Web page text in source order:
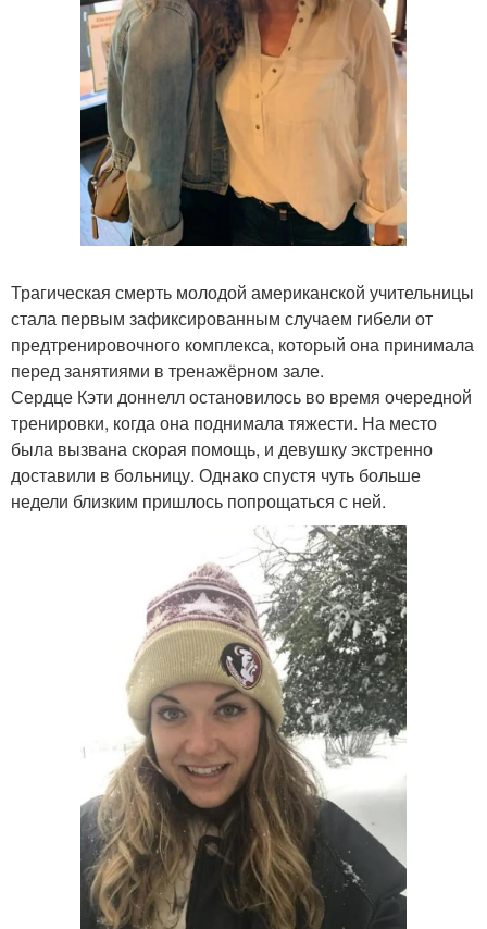
Трагическая смерть молодой американской учительницы
стала первым зафиксированным случаем гибели от
предтренировочного комплекса, который она принимала
перед занятиями в тренажёрном зале.
Сердце Кэти доннелл остановилось во время очередной
тренировки, когда она поднимала тяжести. На место
была вызвана скорая помощь, и девушку экстренно
доставили в больницу. Однако спустя чуть больше
недели близким пришлось попрощаться с ней.